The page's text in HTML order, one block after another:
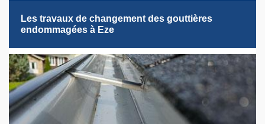
Les travaux de changement des gouttières
endommagées à Eze